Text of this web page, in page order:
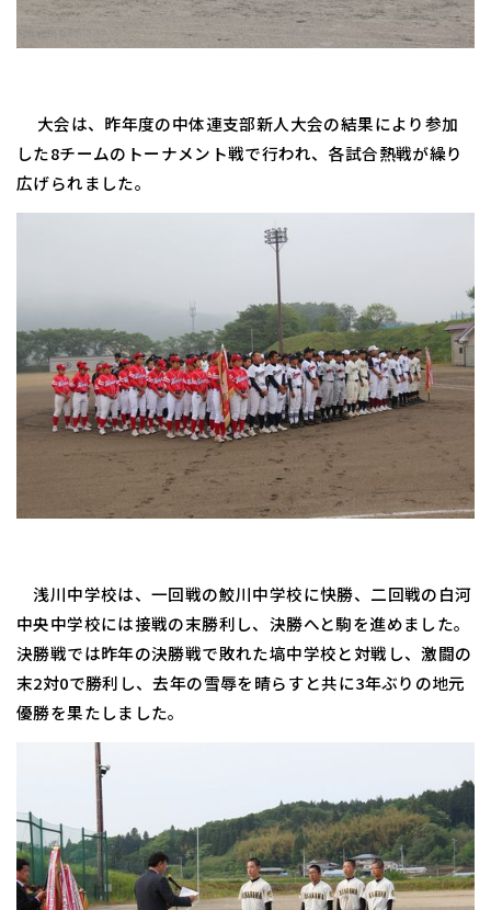
大会は、昨年度の中体連支部新人大会の結果により参加
した8チームのトーナメント戦で行われ、各試合熱戦が繰り
広げられました。
浅川中学校は、一回戦の鮫川中学校に快勝、二回戦の白河
中央中学校には接戦の末勝利し、決勝へと駒を進めました。
決勝戦では昨年の決勝戦で敗れた塙中学校と対戦し、激闘の
末2対0で勝利し、去年の雪辱を晴らすと共に3年ぶりの地元
優勝を果たしました。